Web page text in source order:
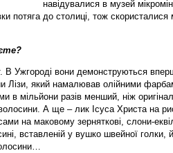
навідувалися в музей
потяга до столиці, тож скористалися
В Ужгороді вони демонструються
Лізи, який намалював олійними
в мільйони разів менший, ніж
А ще – лик Ісуса Христа на
на маковому зерняткові, слони-
вставленій у вушко швейної голки,